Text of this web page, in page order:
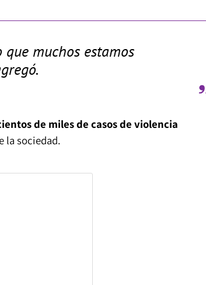
muchos estamos
de miles de casos de violencia
la sociedad.